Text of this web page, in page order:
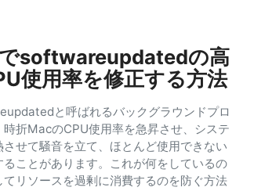
softwareupdatedの高
使用率を修正する方法
と呼ばれるバックグラウンドプロ
時折MacのCPU使用率を急昇させ、システ
させて騒音を立て、ほとんど使用できない
ることがあります。これが何をしているの
てリソースを過剰に消費するのを防ぐ方法